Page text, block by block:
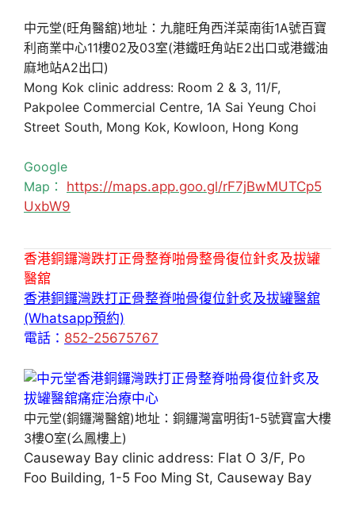
中元堂(旺角醫舘)地址：九龍旺角西洋菜南街1A號百寶
利商業中心11樓02及03室(港鐵旺角站E2出口或港鐵油
麻地站A2出口)
Mong Kok clinic address: Room 2 & 3, 11/F,
Pakpolee Commercial Centre, 1A Sai Yeung Choi
Street South, Mong Kok, Kowloon, Hong Kong
Google
Map： https://maps.app.goo.gl/rF7jBwMUTCp5
UxbW9
香港銅鑼灣跌打正骨整脊啪骨整骨復位針炙及拔罐
醫舘
香港銅鑼灣跌打正骨整脊啪骨復位針炙及拔罐醫舘
(Whatsapp預約)
電話： 852-25675767
中元堂(銅鑼灣醫舘)地址：銅鑼灣富明街1-5號寶富大樓
3樓O室(么鳳樓上)
Causeway Bay clinic address: Flat O 3/F, Po
Foo Building, 1-5 Foo Ming St, Causeway Bay